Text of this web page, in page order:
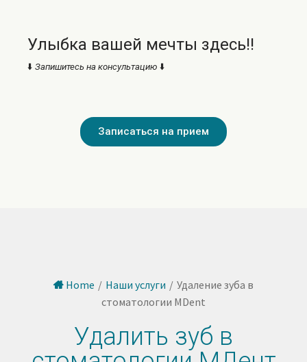
Улыбка вашей мечты здесь!!
⬇️ Запишитесь на консультацию ⬇️
Записаться на прием
Home / Наши услуги / Удаление зуба в
стоматологии MDent
Удалить зуб в